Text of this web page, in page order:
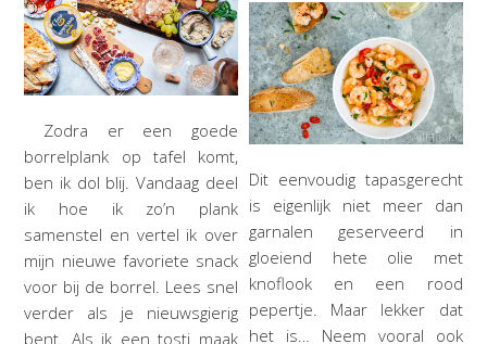
Zodra er een goede
borrelplank op tafel komt,
ben ik dol blij. Vandaag deel
ik hoe ik zo’n plank
samenstel en vertel ik over
mijn nieuwe favoriete snack
voor bij de borrel. Lees snel
verder als je nieuwsgierig
bent. Als ik een tosti maak
Dit eenvoudig tapasgerecht
is eigenlijk niet meer dan
garnalen geserveerd in
gloeiend hete olie met
knoflook en een rood
pepertje. Maar lekker dat
het is… Neem vooral ook